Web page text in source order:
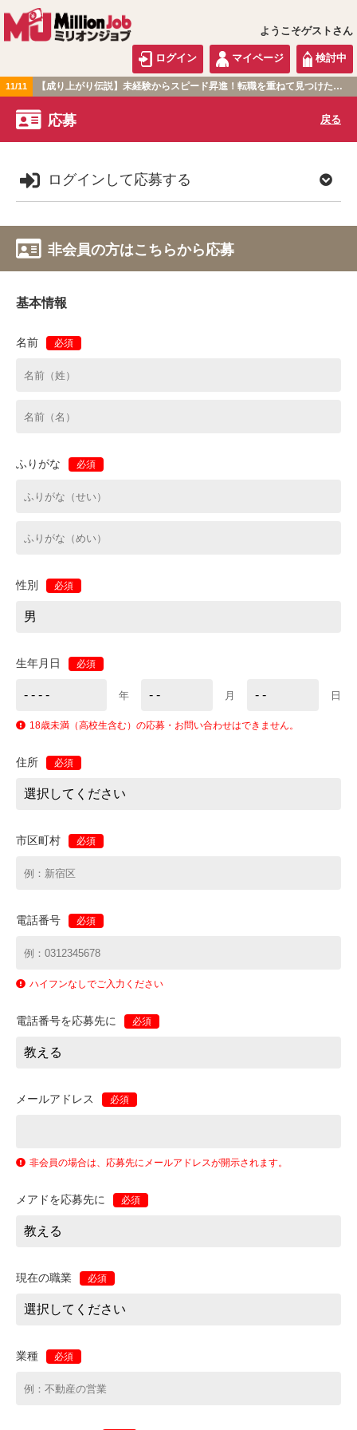
ようこそゲストさん
ログイン マイページ 検討中
11/11 【成り上がり伝説】未経験からスピード昇進！転職を重ねて見つけた『本当に働きやすい職場』とは？
関東版
応募 戻る
ログインして応募する
非会員の方はこちらから応募
基本情報
名前 必須
ふりがな 必須
性別 必須
生年月日 必須
年 月 日
18歳未満（高校生含む）の応募・お問い合わせはできません。
住所 必須
市区町村 必須
電話番号 必須
ハイフンなしでご入力ください
電話番号を応募先に 必須
メールアドレス 必須
非会員の場合は、応募先にメールアドレスが開示されます。
メアドを応募先に 必須
現在の職業 必須
業種 必須